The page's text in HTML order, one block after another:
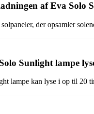
af Eva Solo
der opsamler
Sunlight lampe
lampe kan lyse i op til 20